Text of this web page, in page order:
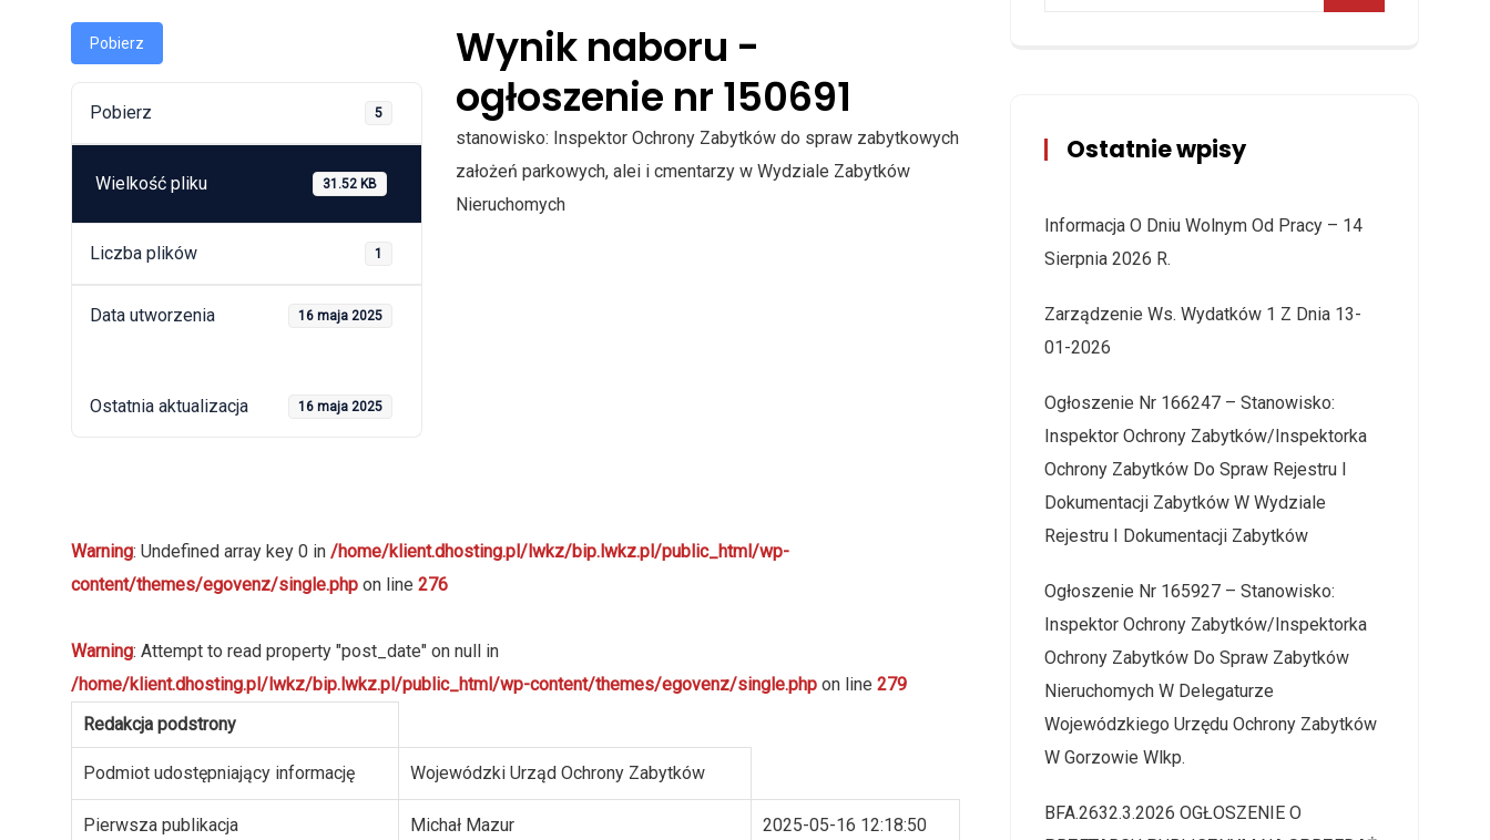
Pobierz
Pobierz 5
Wielkość pliku 31.52 KB
Liczba plików 1
Data utworzenia 16 maja 2025
Ostatnia aktualizacja 16 maja 2025
Wynik naboru -
ogłoszenie nr 150691
stanowisko: Inspektor Ochrony Zabytków do spraw zabytkowych
założeń parkowych, alei i cmentarzy w Wydziale Zabytków
Nieruchomych
Warning: Undefined array key 0 in /home/klient.dhosting.pl/lwkz/bip.lwkz.pl/public_html/wp-
content/themes/egovenz/single.php on line 276
Warning: Attempt to read property "post_date" on null in
/home/klient.dhosting.pl/lwkz/bip.lwkz.pl/public_html/wp-content/themes/egovenz/single.php on line 279
Redakcja podstrony
Podmiot udostępniający informację Wojewódzki Urząd Ochrony Zabytków
Pierwsza publikacja Michał Mazur 2025-05-16 12:18:50
Ostatnie wpisy
Informacja O Dniu Wolnym Od Pracy – 14
Sierpnia 2026 R.
Zarządzenie Ws. Wydatków 1 Z Dnia 13-
01-2026
Ogłoszenie Nr 166247 – Stanowisko:
Inspektor Ochrony Zabytków/Inspektorka
Ochrony Zabytków Do Spraw Rejestru I
Dokumentacji Zabytków W Wydziale
Rejestru I Dokumentacji Zabytków
Ogłoszenie Nr 165927 – Stanowisko:
Inspektor Ochrony Zabytków/Inspektorka
Ochrony Zabytków Do Spraw Zabytków
Nieruchomych W Delegaturze
Wojewódzkiego Urzędu Ochrony Zabytków
W Gorzowie Wlkp.
BFA.2632.3.2026 OGŁOSZENIE O